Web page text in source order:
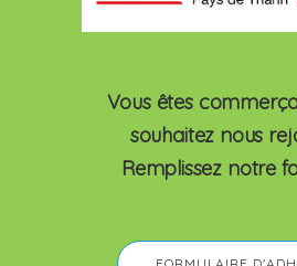
Vous êtes
souhaitez nous
Remplissez notre